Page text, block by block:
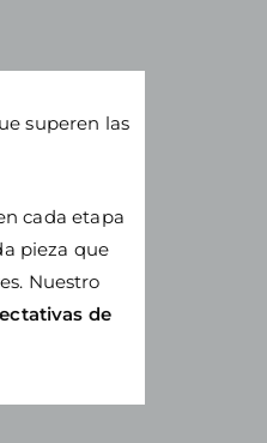
superen las
cada etapa
pieza que
Nuestro
de